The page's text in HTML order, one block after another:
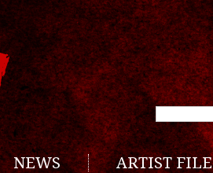
NEWS ARTIST FILE